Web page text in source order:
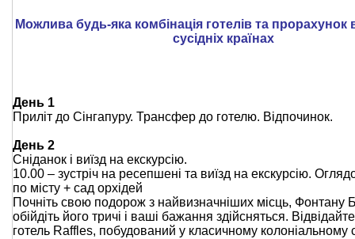
Можлива будь-яка комбінація готелів та прорахунок
сусідніх країнах
День 1
Приліт до Сінгапуру. Трансфер до готелю. Відпочинок.
День 2
Сніданок і виїзд на екскурсію.
10.00 – зустріч на ресепшені та виїзд на екскурсію.
по місту + сад орхідей
Почніть свою подорож з найвизначніших місць, Фонтану
обійдіть його тричі і ваші бажання здійсняться.
готель Raffles, побудований у класичному колоніальному